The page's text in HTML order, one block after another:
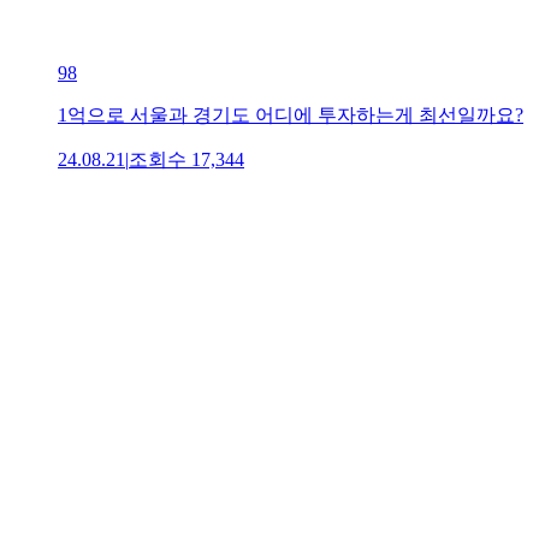
98
1억으로 서울과 경기도 어디에 투자하는게 최선일까요?
24.08.21 |조회수 17,344